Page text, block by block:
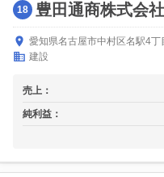
18 豊田通商株式会社
愛知県名古屋市中村区名駅4丁
建設
売上：
純利益：